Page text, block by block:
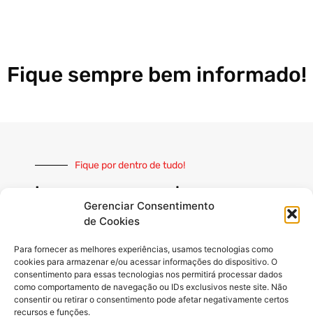
Gerenciar Consentimento
de Cookies
Para fornecer as melhores experiências, usamos tecnologias como
cookies para armazenar e/ou acessar informações do dispositivo. O
consentimento para essas tecnologias nos permitirá processar dados
como comportamento de navegação ou IDs exclusivos neste site. Não
consentir ou retirar o consentimento pode afetar negativamente certos
recursos e funções.
Fique sempre bem informado!
Fique por dentro de tudo!
Inscreva-se e receba nossas
notícias sempre atualizadas
INSCREVER